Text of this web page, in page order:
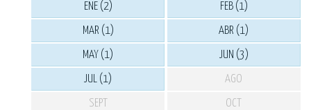
ENE (2) FEB (1)
MAR (1) ABR (1)
MAY (1) JUN (3)
JUL (1) AGO
SEPT OCT